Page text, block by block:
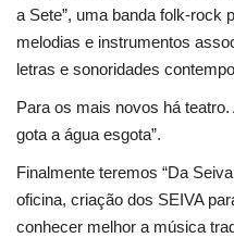
a Sete”, uma banda folk-rock
melodias e instrumentos
letras e sonoridades
Para os mais novos há
gota a água esgota”.
Finalmente teremos “Da
oficina, criação dos SEIVA
conhecer melhor a música